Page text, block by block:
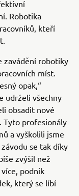
Robotika
kteří
zavádění robotiky
míst.
opak,“
udrželi všechny
obsadit nové
Tyto profesionály
a vyškolili jsme
se tak díky
zvýšil než
podnik
který se líbí